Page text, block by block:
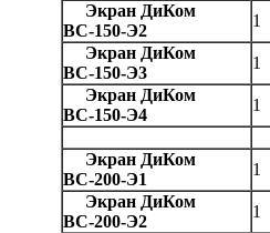
Экран ДиКом
ВС-150-Э2
1
Экран ДиКом
ВС-150-Э3
1
Экран ДиКом
ВС-150-Э4
1
Экран ДиКом
ВС-200-Э1
1
Экран ДиКом
ВС-200-Э2
1